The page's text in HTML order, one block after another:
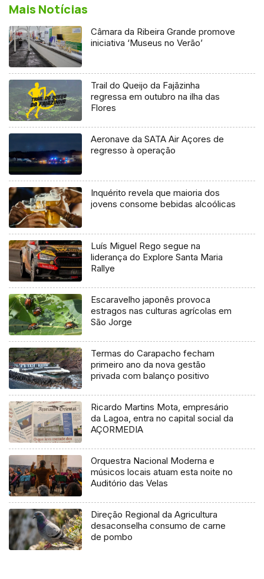
Mais Notícias
Câmara da Ribeira Grande promove
iniciativa ‘Museus no Verão’
Trail do Queijo da Fajãzinha
regressa em outubro na ilha das
Flores
Aeronave da SATA Air Açores de
regresso à operação
Inquérito revela que maioria dos
jovens consome bebidas alcoólicas
Luís Miguel Rego segue na
liderança do Explore Santa Maria
Rallye
Escaravelho japonês provoca
estragos nas culturas agrícolas em
São Jorge
Termas do Carapacho fecham
primeiro ano da nova gestão
privada com balanço positivo
Ricardo Martins Mota, empresário
da Lagoa, entra no capital social da
AÇORMEDIA
Orquestra Nacional Moderna e
músicos locais atuam esta noite no
Auditório das Velas
Direção Regional da Agricultura
desaconselha consumo de carne
de pombo